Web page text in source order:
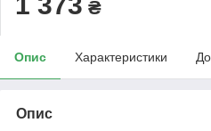
₴
Опис Характеристики
Опис